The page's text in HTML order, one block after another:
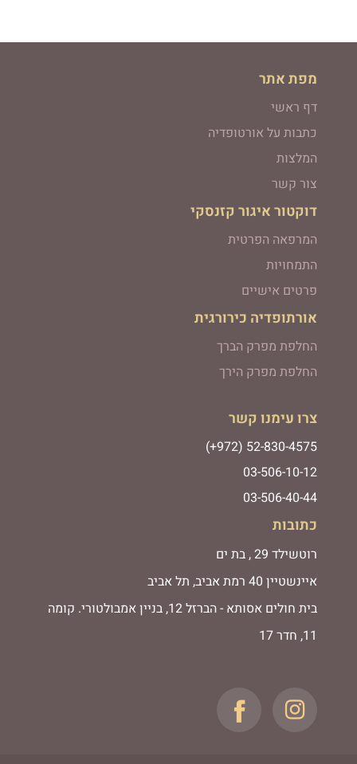
מפת אתר
דף ראשי
כתבות על אורטופדיה
המלצות
צור קשר
דוקטור איגור קזנסקי
המרפאה הפרטית
התמחויות
פרטים אישיים
אורתופדיה כירורגית
החלפת מפרק הברך
החלפת מפרק הירך
צרו עימנו קשר
(+972) 52-830-4575
03-506-10-12
03-506-40-44
כתובות
רוטשילד 29 , בת ים
איינשטיין 40 רמת אביב, תל אביב
בית חולים אסותא - הברזל 12, בניין אמבולטורי. קומה
11, חדר 17